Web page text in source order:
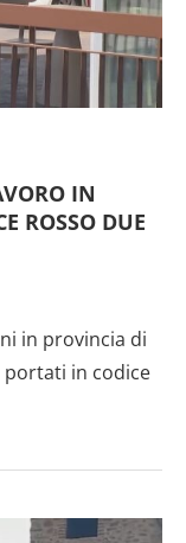
IN
ROSSO DUE
in provincia di
in codice